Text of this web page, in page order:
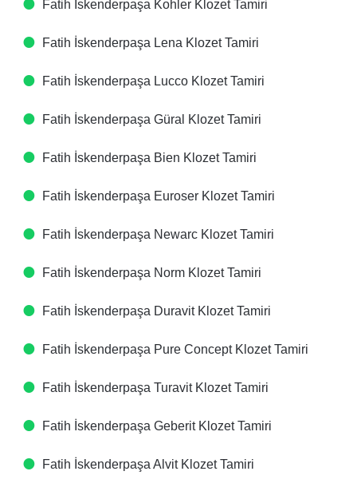
Fatih İskenderpaşa Kohler Klozet Tamiri
Fatih İskenderpaşa Lena Klozet Tamiri
Fatih İskenderpaşa Lucco Klozet Tamiri
Fatih İskenderpaşa Güral Klozet Tamiri
Fatih İskenderpaşa Bien Klozet Tamiri
Fatih İskenderpaşa Euroser Klozet Tamiri
Fatih İskenderpaşa Newarc Klozet Tamiri
Fatih İskenderpaşa Norm Klozet Tamiri
Fatih İskenderpaşa Duravit Klozet Tamiri
Fatih İskenderpaşa Pure Concept Klozet Tamiri
Fatih İskenderpaşa Turavit Klozet Tamiri
Fatih İskenderpaşa Geberit Klozet Tamiri
Fatih İskenderpaşa Alvit Klozet Tamiri